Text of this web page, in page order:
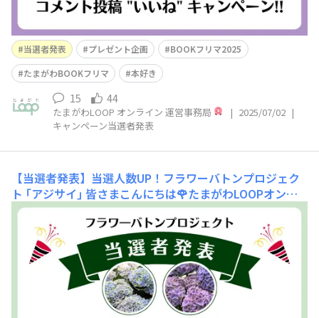
当選者発表 プレゼント企画
BOOKフリマ2025
たまがわBOOKフリマ
本好き
15 44
たまがわLOOP オンライン 運営事務局 | 2025/07/02 |
キャンペーン当選者発表
【当選者発表】当選人数UP！フラワーバトンプロジェク
ト ｢アジサイ｣ 皆さまこんにちは🌹たまがわLOOPオンラ
イン運営事務局です。フラワーバトンプロジェクト ｢アジ
サイ｣ に、大変多くの皆さまからご応募いただきました！
コメントを投稿してくださった皆さま、そして “いいね”
やコメント返信でキャンペーンを盛りあげてくださった皆
さま、本当にありがとうございます😊今回はお花